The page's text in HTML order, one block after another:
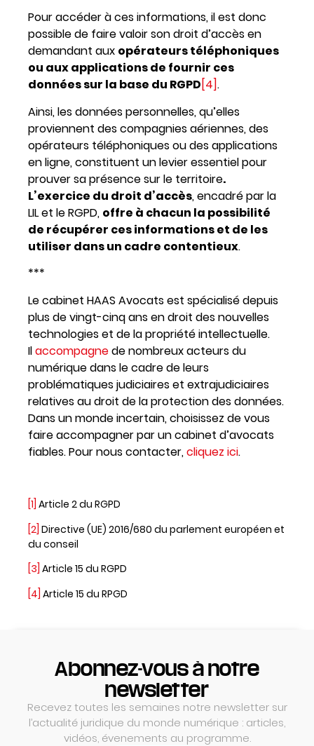
Pour accéder à ces informations, il est donc
possible de faire valoir son droit d’accès en
demandant aux opérateurs téléphoniques
ou aux applications de fournir ces
données sur la base du RGPD[4].
Ainsi, les données personnelles, qu’elles
proviennent des compagnies aériennes, des
opérateurs téléphoniques ou des applications
en ligne, constituent un levier essentiel pour
prouver sa présence sur le territoire.
L’exercice du droit d’accès, encadré par la
LIL et le RGPD, offre à chacun la possibilité
de récupérer ces informations et de les
utiliser dans un cadre contentieux.
***
Le cabinet HAAS Avocats est spécialisé depuis
plus de vingt-cinq ans en droit des nouvelles
technologies et de la propriété intellectuelle.
Ilaccompagnede nombreux acteurs du
numérique dans le cadre de leurs
problématiques judiciaires et extrajudiciaires
relatives au droit de la protection des données.
Dans un monde incertain, choisissez de vous
faire accompagner par un cabinet d’avocats
fiables. Pour nous contacter,cliquez ici.
[1] Article 2 du RGPD
[2] Directive (UE) 2016/680 du parlement européen et
du conseil
[3] Article 15 du RGPD
[4] Article 15 du RPGD
Abonnez-vous à notre
newsletter
Recevez toutes les semaines notre newsletter sur
l’actualité juridique du monde numérique : articles,
vidéos, évenements au programme.